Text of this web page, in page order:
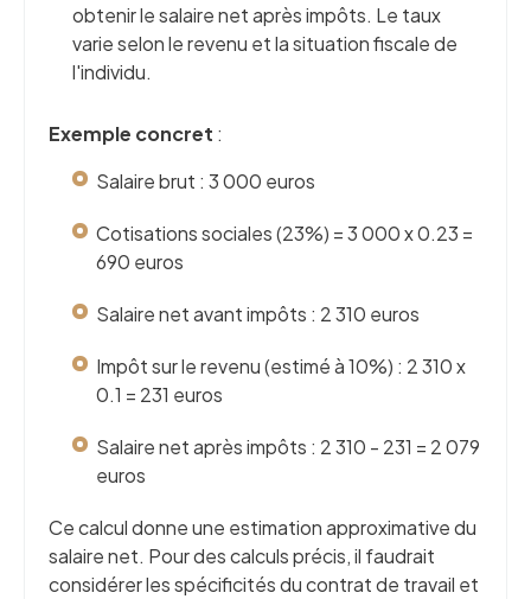
obtenir le salaire net après impôts. Le taux
varie selon le revenu et la situation fiscale de
l'individu.
Exemple concret :
Salaire brut : 3 000 euros
Cotisations sociales (23%) = 3 000 x 0.23 =
690 euros
Salaire net avant impôts : 2 310 euros
Impôt sur le revenu (estimé à 10%) : 2 310 x
0.1 = 231 euros
Salaire net après impôts : 2 310 - 231 = 2 079
euros
Ce calcul donne une estimation approximative du
salaire net. Pour des calculs précis, il faudrait
considérer les spécificités du contrat de travail et